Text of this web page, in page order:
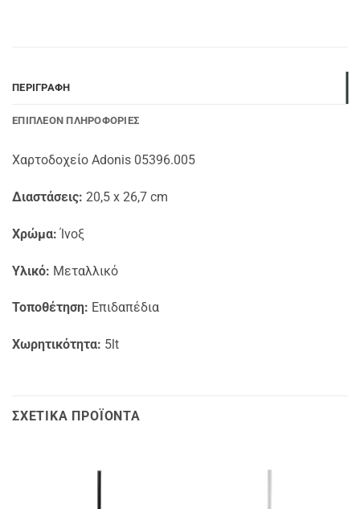
ΠΕΡΙΓΡΑΦΉ
ΕΠΙΠΛΈΟΝ ΠΛΗΡΟΦΟΡΊΕΣ
Χαρτοδοχείο Adonis 05396.005
Διαστάσεις: 20,5 x 26,7 cm
Χρώμα: Ίνοξ
Υλικό: Μεταλλικό
Τοποθέτηση: Επιδαπέδια
Χωρητικότητα: 5lt
ΣΧΕΤΙΚΆ ΠΡΟΪΌΝΤΑ